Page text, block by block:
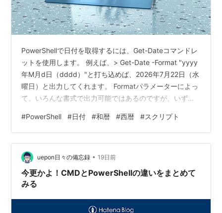
PowerShellで日付を取得するには、Get-Dateコマンドレ
ットを使用します。 例えば、> Get-Date -Format "yyyy
年M月d日（dddd）"と打ち込めば、2026年7月22日（水
曜日）と出力してくれます。 Formatパラメーターによっ
て、いろんな書式で出力可能ではあるのですが、いずれ
きの和暦が必要となることがあります。特に役所が関係
する文書では、和暦が多用されます。 そこで、和暦表示
の方法がないないものだろうかと、試しにネット検索し
てみました。 そうしたら、和暦を西暦に、また逆に、西
暦を和暦に変換できるコマンドレ…
#PowerShell #日付 #和暦 #西暦 #スクリプト
uepon日々の備忘録 • 19日前
今更かよ！CMDとPowerShellの違いをまとめて
みる